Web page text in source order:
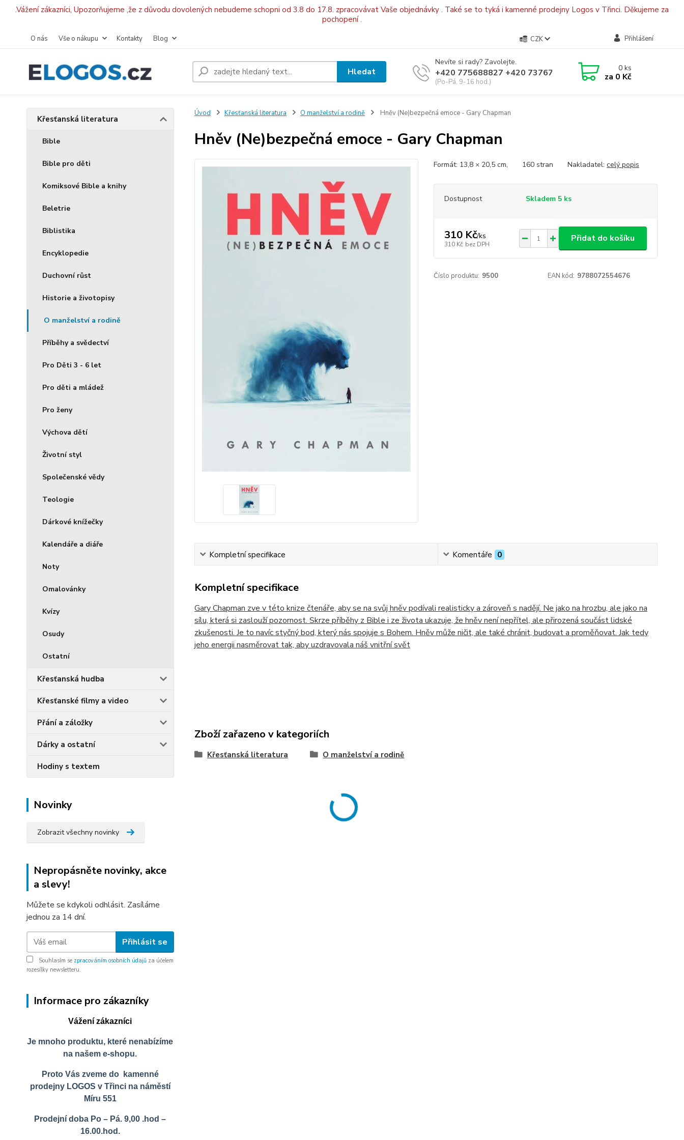
.Vážení zákazníci, Upozorňujeme ,že z důvodu dovolených nebudeme schopni od 3.8 do 17.8. zpracovávat Vaše objednávky . Také se to tyká i kamenné prodejny Logos v Třinci. Děkujeme za
pochopení .
O nás Vše o nákupu Kontakty Blog CZK Přihlášení
Hledat
Nevíte si rady? Zavolejte.
+420 775688827 +420 737670415
(Po-Pá, 9-16 hod.)
0ks
za 0 Kč
Křesťanská literatura
Bible
Bible pro děti
Komiksové Bible a knihy
Beletrie
Biblistika
Encyklopedie
Duchovní růst
Historie a životopisy
O manželství a rodině
Příběhy a svědectví
Pro Děti 3 - 6 let
Pro děti a mládež
Pro ženy
Výchova dětí
Životní styl
Společenské vědy
Teologie
Dárkové knížečky
Kalendáře a diáře
Noty
Omalovánky
Kvízy
Osudy
Ostatní
Křesťanská hudba
Křesťanské filmy a video
Přání a záložky
Dárky a ostatní
Hodiny s textem
Novinky
Zobrazit všechny novinky
Nepropásněte novinky, akce
a slevy!
Můžete se kdykoli odhlásit. Zasíláme
jednou za 14 dní.
Přihlásit se
Souhlasím se zpracováním osobních údajů za účelem
rozesílky newsletteru.
Informace pro zákazníky
Vážení zákazníci
Je mnoho produktu, které nenabízíme
na našem e-shopu.
Proto Vás zveme do kamenné
prodejny LOGOS v Třinci na náměstí
Míru 551
Prodejní doba Po – Pá. 9,00 .hod –
16.00.hod.
Úvod Křesťanská literatura O manželství a rodině Hněv (Ne)bezpečná emoce - Gary Chapman
Hněv (Ne)bezpečná emoce - Gary Chapman
Formát: 13,8 × 20,5 cm, 160 stran Nakladatel: celý popis
Dostupnost Skladem 5 ks
310 Kč/ks
310 Kč bez DPH
Přidat do košíku
Číslo produktu: 9500 EAN kód: 9788072554676
Kompletní specifikace Komentáře 0
Kompletní specifikace
Gary Chapman zve v této knize čtenáře, aby se na svůj hněv podívali realisticky a zároveň s nadějí. Ne jako na hrozbu, ale jako na
sílu, která si zaslouží pozornost. Skrze příběhy z Bible i ze života ukazuje, že hněv není nepřítel, ale přirozená součást lidské
zkušenosti. Je to navíc styčný bod, který nás spojuje s Bohem. Hněv může ničit, ale také chránit, budovat a proměňovat. Jak tedy
jeho energii nasměrovat tak, aby uzdravovala náš vnitřní svět
Zboží zařazeno v kategoriích
Křesťanská literatura O manželství a rodině